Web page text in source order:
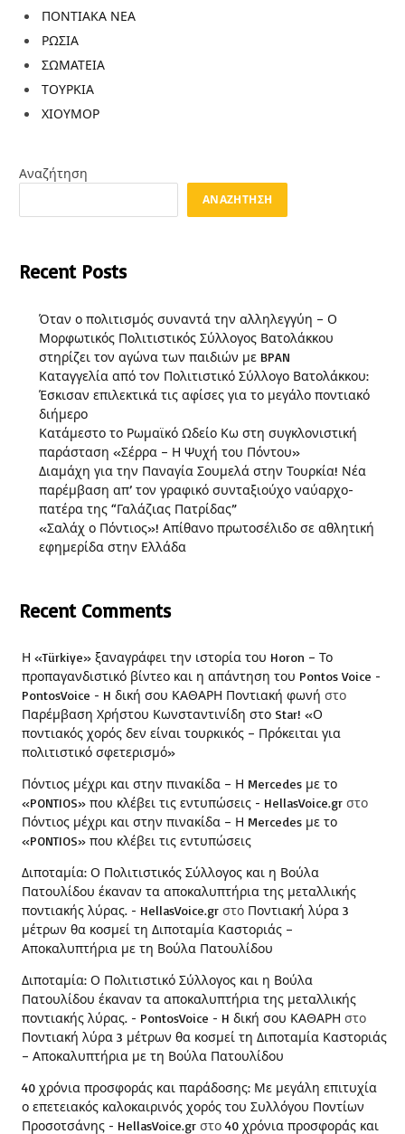
ΠΟΝΤΙΑΚΑ ΝΕΑ
ΡΩΣΙΑ
ΣΩΜΑΤΕΙΑ
ΤΟΥΡΚΙΑ
ΧΙΟΥΜΟΡ
Αναζήτηση
ΑΝΑΖΉΤΗΣΗ
Recent Posts
Όταν ο πολιτισμός συναντά την αλληλεγγύη – Ο
Μορφωτικός Πολιτιστικός Σύλλογος Βατολάκκου
στηρίζει τον αγώνα των παιδιών με BPAN
Καταγγελία από τον Πολιτιστικό Σύλλογο Βατολάκκου:
Έσκισαν επιλεκτικά τις αφίσες για το μεγάλο ποντιακό
διήμερο
Κατάμεστο το Ρωμαϊκό Ωδείο Κω στη συγκλονιστική
παράσταση «Σέρρα – Η Ψυχή του Πόντου»
Διαμάχη για την Παναγία Σουμελά στην Τουρκία! Νέα
παρέμβαση απ’ τον γραφικό συνταξιούχο ναύαρχο-
πατέρα της “Γαλάζιας Πατρίδας”
«Σαλάχ ο Πόντιος»! Απίθανο πρωτοσέλιδο σε αθλητική
εφημερίδα στην Ελλάδα
Recent Comments
Η «Türkiye» ξαναγράφει την ιστορία του Horon – Το
προπαγανδιστικό βίντεο και η απάντηση του Pontos Voice -
PontosVoice - H δική σου ΚΑΘΑΡΗ Ποντιακή φωνή στο
Παρέμβαση Χρήστου Κωνσταντινίδη στο Star! «Ο
ποντιακός χορός δεν είναι τουρκικός – Πρόκειται για
πολιτιστικό σφετερισμό»
Πόντιος μέχρι και στην πινακίδα – Η Mercedes με το
«PONTIOS» που κλέβει τις εντυπώσεις - HellasVoice.gr στο
Πόντιος μέχρι και στην πινακίδα – Η Mercedes με το
«PONTIOS» που κλέβει τις εντυπώσεις
Διποταμία: Ο Πολιτιστικός Σύλλογος και η Βούλα
Πατουλίδου έκαναν τα αποκαλυπτήρια της μεταλλικής
ποντιακής λύρας. - HellasVoice.gr στο Ποντιακή λύρα 3
μέτρων θα κοσμεί τη Διποταμία Καστοριάς –
Αποκαλυπτήρια με τη Βούλα Πατουλίδου
Διποταμία: Ο Πολιτιστικό Σύλλογος και η Βούλα
Πατουλίδου έκαναν τα αποκαλυπτήρια της μεταλλικής
ποντιακής λύρας. - PontosVoice - H δική σου ΚΑΘΑΡΗ στο
Ποντιακή λύρα 3 μέτρων θα κοσμεί τη Διποταμία Καστοριάς
– Αποκαλυπτήρια με τη Βούλα Πατουλίδου
40 χρόνια προσφοράς και παράδοσης: Με μεγάλη επιτυχία
ο επετειακός καλοκαιρινός χορός του Συλλόγου Ποντίων
Προσοτσάνης - HellasVoice.gr στο 40 χρόνια προσφοράς και